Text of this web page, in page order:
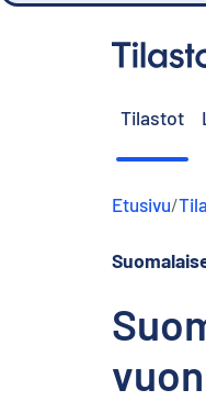
Tilastot
Etusivu/